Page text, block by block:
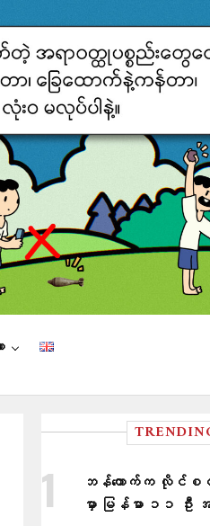
ဘန်ကောက်က လိုင်
မှာ မြန်မာ ၁၁ ဦ